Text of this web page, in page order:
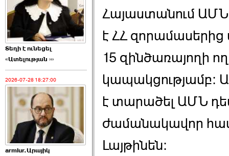
Տեղի է ունեցել
«Ատելության ›››
2026-07-28 18:27:00
armlur.Արայիկ
Հայաստանում ԱՄՆ
է ՀՀ զորամասերից
15 զինծառայողի
կապակցությամբ:
է տարածել ԱՄՆ
ժամանակավոր
Լայթինեն: